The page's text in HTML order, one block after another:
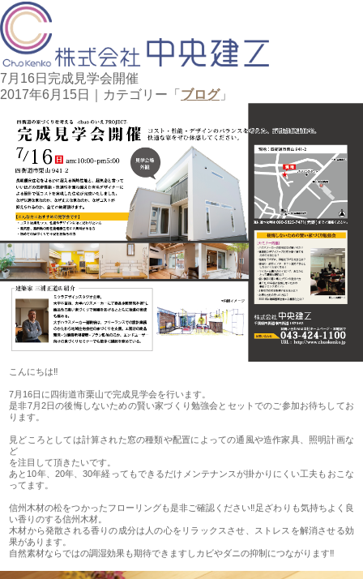
7月16日完成見学会開催
2017年6月15日
｜カテゴリー「 ブログ」
こんにちは‼
7月16日に四街道市栗山で完成見学会を行います。
是非7月2日の後悔しないための賢い家づくり勉強会とセットでのご参加お待ちしてお
ります。
見どころとしては計算された窓の種類や配置によっての通風や造作家具、照明計画な
ど
を注目して頂きたいです。
あと10年、20年、30年経ってもできるだけメンテナンスが掛かりにくい工夫もおこな
ってます。
信州木材の松をつかったフローリングも是非ご確認ください‼足ざわりも気持ちよく良
い香りのする信州木材。
木材から発散される香りの成分は人の心をリラックスさせ、ストレスを解消させる効
果があります。
自然素材ならではの調湿効果も期待できますしカビやダニの抑制につながります‼